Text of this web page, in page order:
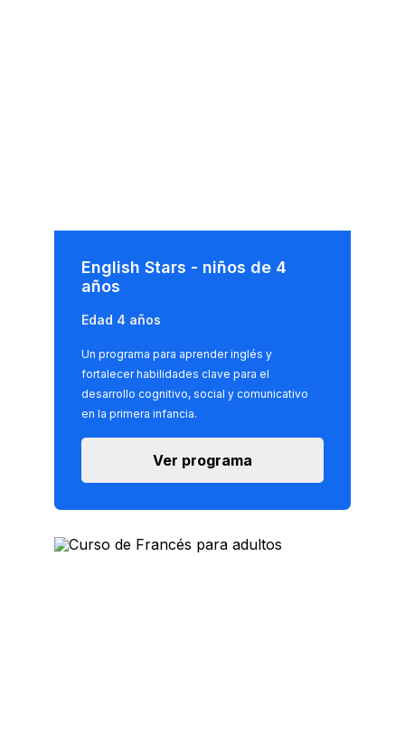
English Stars - niños de 4
años
Edad 4 años
Un programa para aprender inglés y
fortalecer habilidades clave para el
desarrollo cognitivo, social y comunicativo
en la primera infancia.
Ver programa